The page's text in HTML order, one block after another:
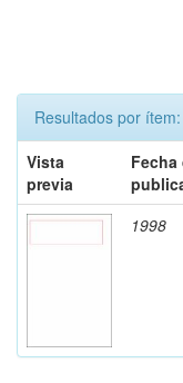
Resultados por ítem:
Vista
previa
Fecha
1998